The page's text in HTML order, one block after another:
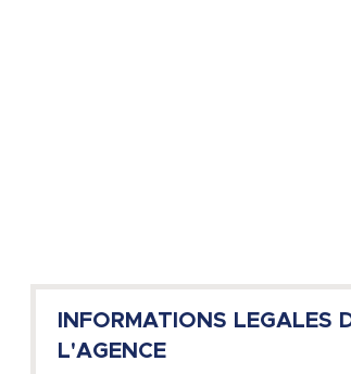
INFORMATIONS LEGALES
L'AGENCE